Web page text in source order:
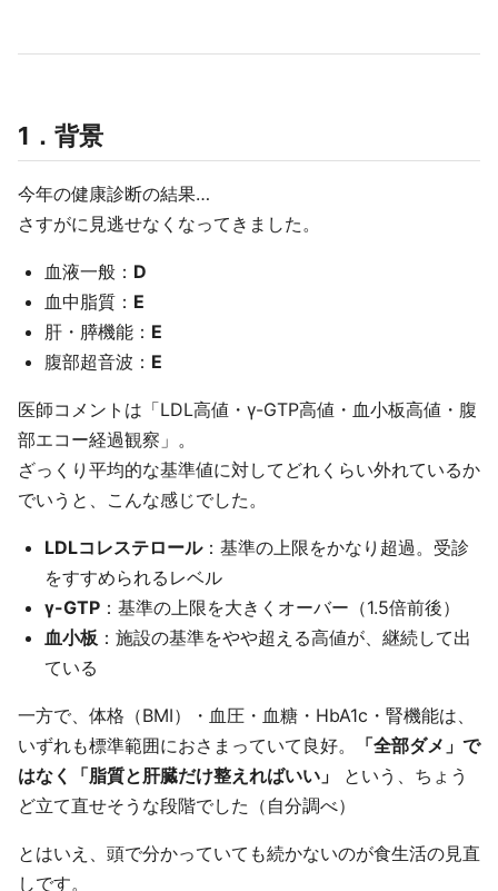
1．背景
今年の健康診断の結果…
さすがに見逃せなくなってきました。
血液一般： D
血中脂質： E
肝・膵機能： E
腹部超音波： E
医師コメントは「LDL高値・γ-GTP高値・血小板高値・腹
部エコー経過観察」。
ざっくり平均的な基準値に対してどれくらい外れているか
でいうと、こんな感じでした。
LDLコレステロール：基準の上限をかなり超過。受診
をすすめられるレベル
γ-GTP ：基準の上限を大きくオーバー（1.5倍前後）
血小板 ：施設の基準をやや超える高値が、継続して出
ている
一方で、体格（BMI）・血圧・血糖・HbA1c・腎機能は、
いずれも標準範囲におさまっていて良好。
「全部ダメ」で
はなく「脂質と肝臓だけ整えればいい」
という、ちょう
ど立て直せそうな段階でした（自分調べ）
とはいえ、頭で分かっていても続かないのが食生活の見直
しです。